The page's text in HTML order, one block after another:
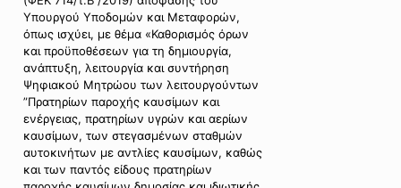
Υπουργού Υποδομών και Μεταφορών,
όπως ισχύει, με θέμα «Καθορισμός όρων
και προϋποθέσεων για τη δημιουργία,
ανάπτυξη, λειτουργία και συντήρηση
Ψηφιακού Μητρώου των λειτουργούντων
”Πρατηρίων παροχής καυσίμων και
ενέργειας, πρατηρίων υγρών και αερίων
καυσίμων, των στεγασμένων σταθμών
αυτοκινήτων με αντλίες καυσίμων, καθώς
και των παντός είδους πρατηρίων